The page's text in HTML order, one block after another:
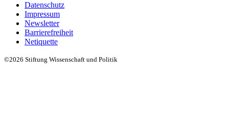
Datenschutz
Impressum
Newsletter
Barrierefreiheit
Netiquette
©2026 Stiftung Wissenschaft und Politik